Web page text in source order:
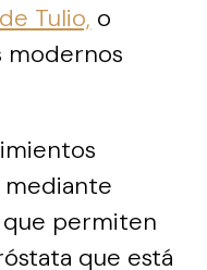
Tulio, o
modernos
mediante
permiten
que está